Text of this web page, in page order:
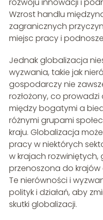
rozwoju innowacji i
Wzrost handlu
zagranicznych
miejsc pracy i
Jednak globalizacja
wyzwania, takie jak
gospodarczy nie
rozłożony, co
między bogatymi a
różnymi grupami
kraju. Globalizacja
pracy w niektórych
w krajach rozwiniętych,
przenoszona do
Te nierówności i
polityk i działań, aby
skutki globalizacji.